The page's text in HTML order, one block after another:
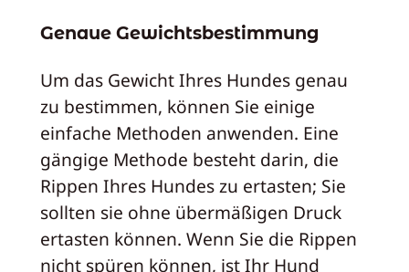
Genaue Gewichtsbestimmung
Um das Gewicht Ihres Hundes genau
zu bestimmen, können Sie einige
einfache Methoden anwenden. Eine
gängige Methode besteht darin, die
Rippen Ihres Hundes zu ertasten; Sie
sollten sie ohne übermäßigen Druck
ertasten können. Wenn Sie die Rippen
nicht spüren können, ist Ihr Hund